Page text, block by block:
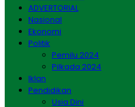
ADVERTORIAL
Nasional
Ekonomi
Politik
Pemilu 2024
Pilkada 2024
Iklan
Pendidikan
Usia Dini